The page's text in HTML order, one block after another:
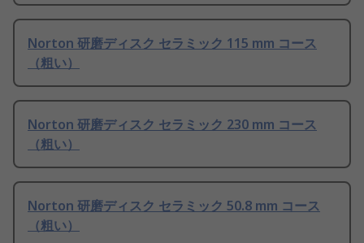
Norton 研磨ディスク セラミック 115 mm コース
（粗い）
Norton 研磨ディスク セラミック 230 mm コース
（粗い）
Norton 研磨ディスク セラミック 50.8 mm コース
（粗い）